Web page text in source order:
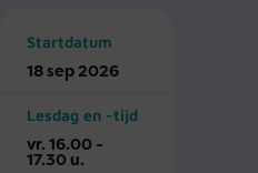
Startdatum
18 sep 2026
Lesdag en -tijd
vr. 16.00 -
17.30 u.